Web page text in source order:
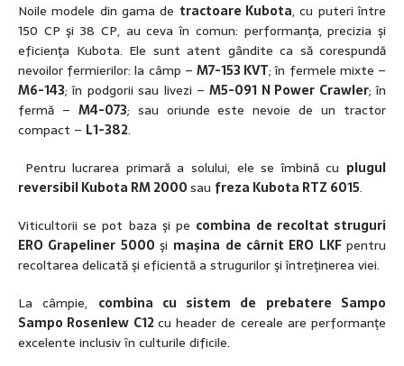
Noile modele din gama de tractoare Kubota, cu puteri între
150 CP şi 38 CP, au ceva în comun: performanţa, precizia şi
eficienţa Kubota. Ele sunt atent gândite ca să corespundă
nevoilor fermierilor: la câmp – M7-153 KVT; în fermele mixte –
M6-143; în podgorii sau livezi –M5-091 N Power Crawler; în
fermă – M4-073; sau oriunde este nevoie de un tractor
compact – L1-382.
Pentru lucrarea primară a solului, ele se îmbină cu plugul
reversibil Kubota RM 2000sau freza Kubota RTZ 6015.
Viticultorii se pot baza şi pe combina de recoltat struguri
ERO Grapeliner 5000 şi maşina de cârnit ERO LKFpentru
recoltarea delicată şi eficientă a strugurilor şi întreţinerea viei.
La câmpie, combina cu sistem de prebatere Sampo
Sampo Rosenlew C12cu header de cereale are performanţe
excelente inclusiv ȋn culturile dificile.